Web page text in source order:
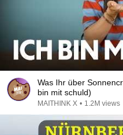
Was Ihr über
bin mit schuld)
MAITHINK X • 1.2M views